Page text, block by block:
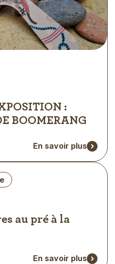
:
BOOMERANG
En savoir plus
au pré à la
En savoir plus